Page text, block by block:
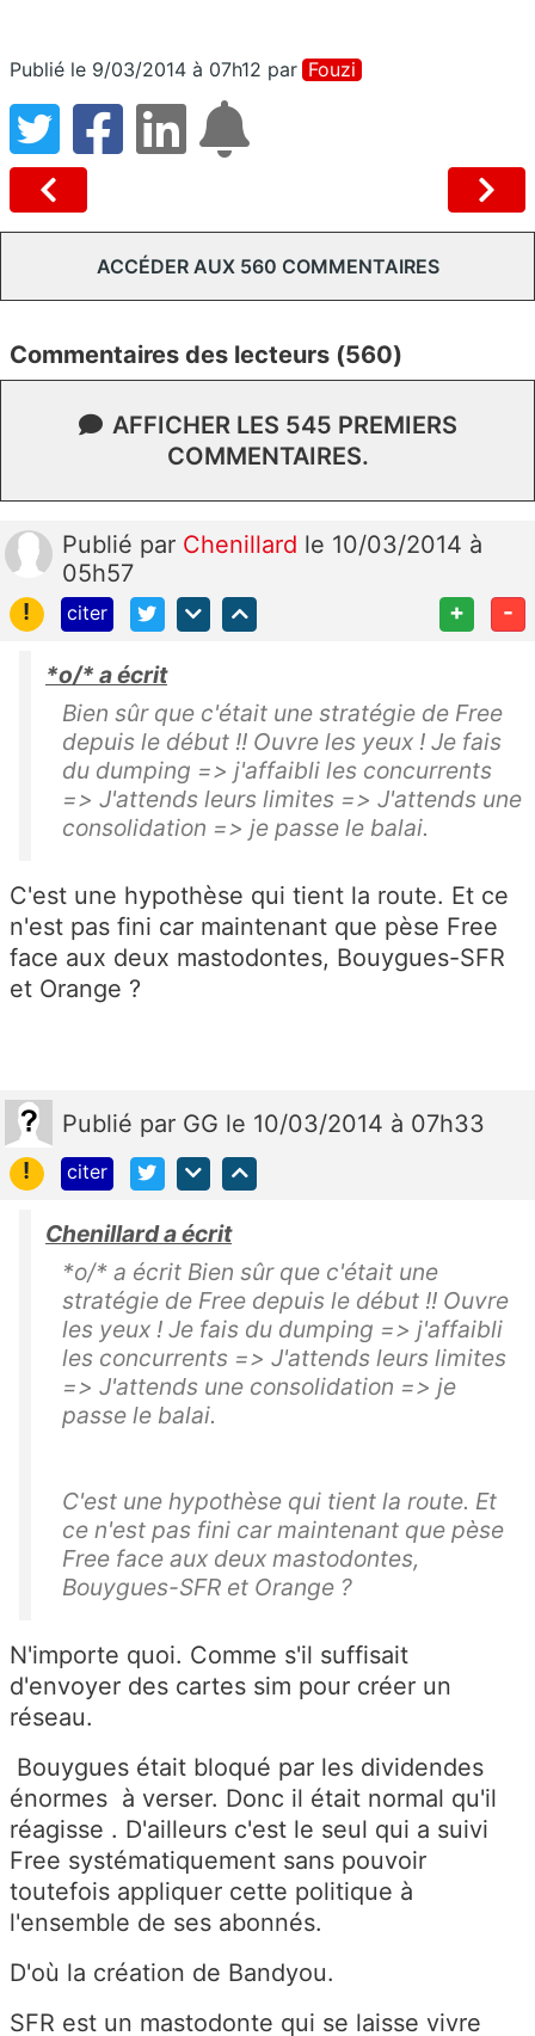
Publié le 9/03/2014 à 07h12 par Fouzi
ACCÉDER AUX 560 COMMENTAIRES
Commentaires des lecteurs (560)
AFFICHER LES 545 PREMIERS
COMMENTAIRES.
Publié par Chenillard le 10/03/2014 à
05h57
!
citer + -
*o/* a écrit
Bien sûr que c'était une stratégie de Free
depuis le début !! Ouvre les yeux ! Je fais
du dumping => j'affaibli les concurrents
=> J'attends leurs limites => J'attends une
consolidation => je passe le balai.
C'est une hypothèse qui tient la route. Et ce
n'est pas fini car maintenant que pèse Free
face aux deux mastodontes, Bouygues-SFR
et Orange ?
Publié par GG le 10/03/2014 à 07h33
!
citer
Chenillard a écrit
*o/* a écrit Bien sûr que c'était une
stratégie de Free depuis le début !! Ouvre
les yeux ! Je fais du dumping => j'affaibli
les concurrents => J'attends leurs limites
=> J'attends une consolidation => je
passe le balai.
C'est une hypothèse qui tient la route. Et
ce n'est pas fini car maintenant que pèse
Free face aux deux mastodontes,
Bouygues-SFR et Orange ?
N'importe quoi. Comme s'il suffisait
d'envoyer des cartes sim pour créer un
réseau.
Bouygues était bloqué par les dividendes
énormes à verser. Donc il était normal qu'il
réagisse . D'ailleurs c'est le seul qui a suivi
Free systématiquement sans pouvoir
toutefois appliquer cette politique à
l'ensemble de ses abonnés.
D'où la création de Bandyou.
SFR est un mastodonte qui se laisse vivre